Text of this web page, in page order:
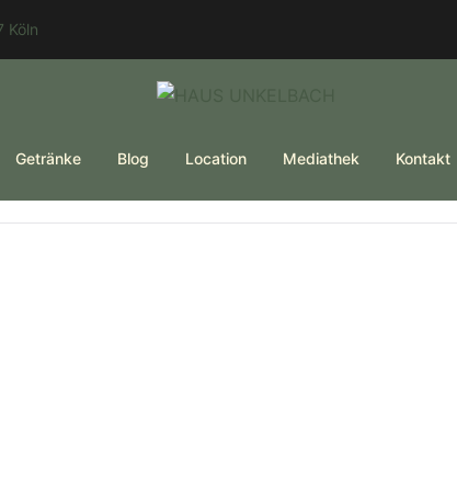
Köln
Getränke Blog Location Mediathek Kontakt